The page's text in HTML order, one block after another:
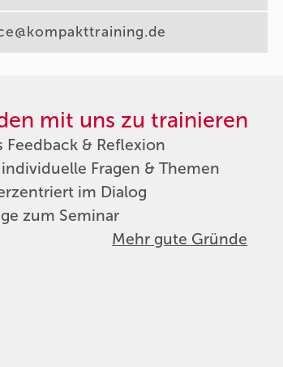
mit uns zu trainieren
Feedback & Reflexion
Fragen & Themen
im Dialog
zum Seminar
Mehr gute Gründe